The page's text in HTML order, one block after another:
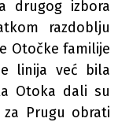
drugog izbora
razdoblju
Otočke familije
linija već bila
Otoka dali su
Prugu obrati